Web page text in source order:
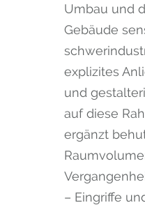
Umbau und
Gebäude
explizites
und
auf diese
ergänzt
– Eingriffe